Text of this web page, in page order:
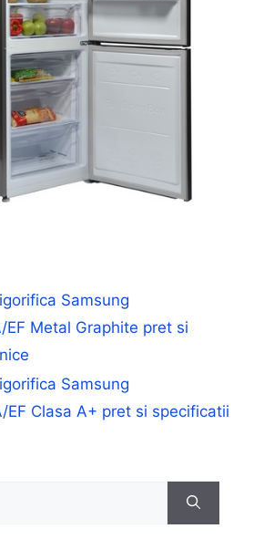
Samsung
EF Metal Graphite pret si
Samsung
EF Clasa A+ pret si specificatii